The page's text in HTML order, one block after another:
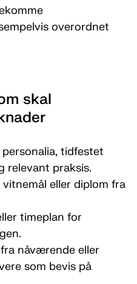
overordnet
skal
tidfestet
relevant praksis.
eller diplom fra
timeplan for
nåværende eller
som bevis på